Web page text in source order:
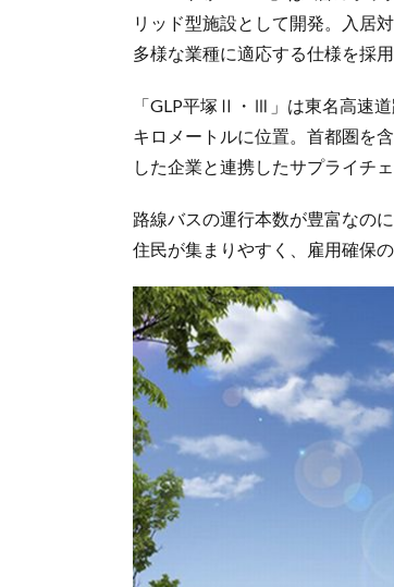
リッド型施設として開発。入居
多様な業種に適応する仕様を採用
「GLP平塚Ⅱ・Ⅲ」は東名高速
キロメートルに位置。首都圏を
した企業と連携したサプライチ
路線バスの運行本数が豊富なの
住民が集まりやすく、雇用確保